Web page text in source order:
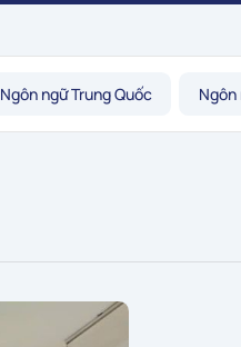
Ngôn ngữ Trung Quốc Ngôn